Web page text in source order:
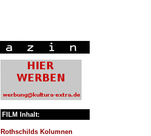
FILM Inhalt:
Rothschilds Kolumnen